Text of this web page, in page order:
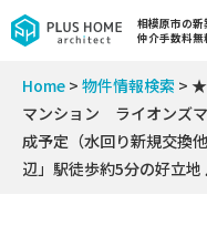
相模原市の新
仲介手数料無
Home > 物件情報検索 > ★
マンション ライオンズ
成予定（水回り新規交換
辺」駅徒歩約5分の好立